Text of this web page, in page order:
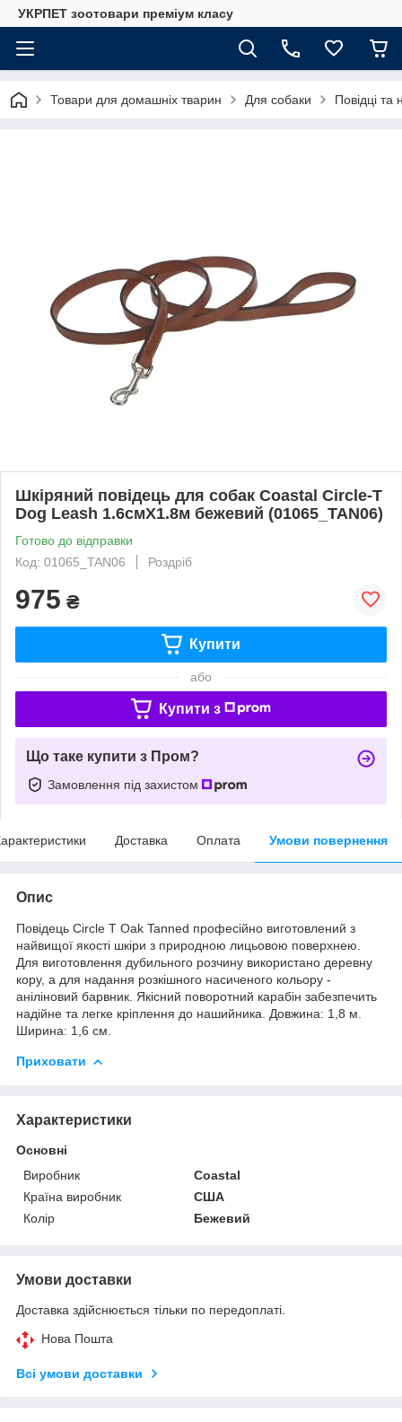
УКРПЕТ зоотовари преміум класу
Товари для домашніх тварин Для собаки Повідці
Шкіряний повідець для собак Coastal Circle-T
Dog Leash 1.6смХ1.8м бежевий (01065_TAN06)
Готово до відправки
Код: 01065_TAN06
Роздріб
975 ₴
Купити
або
Купити з
Що таке купити з Пром?
Замовлення під захистом
Доставка Оплата Умови повернення
Опис
Повідець Circle T Oak Tanned професійно виготовлений з
найвищої якості шкіри з природною лицьовою поверхнею.
Для виготовлення дубильного розчину використано деревну
кору, а для надання розкішного насиченого кольору -
аніліновий барвник. Якісний поворотний карабін забезпечить
надійне та легке кріплення до нашийника. Довжина: 1,8 м.
Ширина: 1,6 см.
Приховати
Характеристики
Основні
Виробник
Coastal
Країна виробник
США
Колір
Бежевий
Умови доставки
Доставка здійснюється тільки по передоплаті.
Нова Пошта
Всі умови доставки